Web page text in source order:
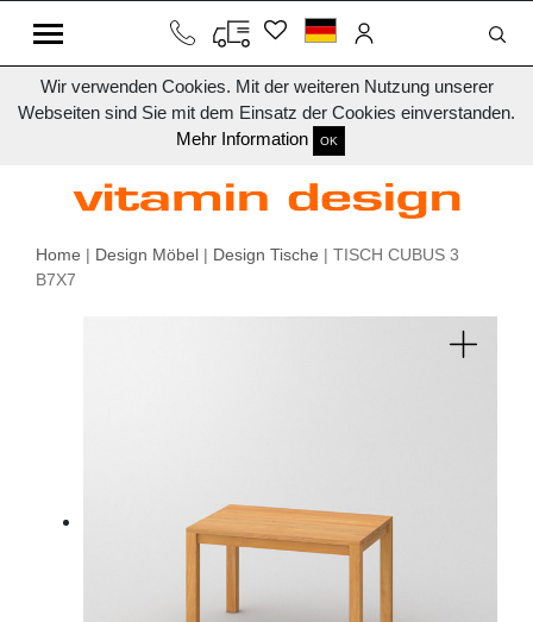
Wir verwenden Cookies. Mit der weiteren Nutzung unserer
Webseiten sind Sie mit dem Einsatz der Cookies einverstanden.
Mehr Information
OK
Home | Design Möbel | Design Tische | TISCH CUBUS 3
B7X7